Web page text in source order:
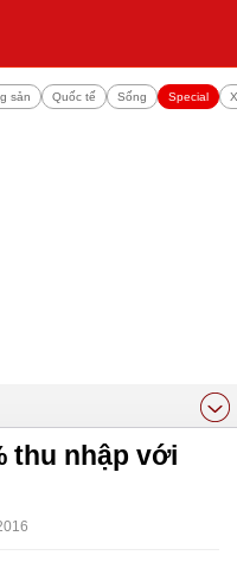
sản Quốc tế Sống Special
thu nhập với